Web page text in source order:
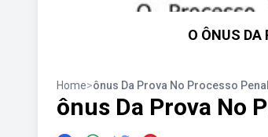
O ÔNUS
Home>ônus Da Prova No Processo Penal
ônus Da Prova No